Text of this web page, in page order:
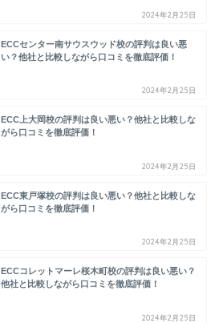
2024年2月25日
ECCセンター南サウスウッド校の評判は良い悪
い？他社と比較しながら口コミを徹底評価！
2024年2月25日
ECC上大岡校の評判は良い悪い？他社と比較しな
がら口コミを徹底評価！
2024年2月25日
ECC東戸塚校の評判は良い悪い？他社と比較しな
がら口コミを徹底評価！
2024年2月25日
ECCコレットマーレ桜木町校の評判は良い悪い？
他社と比較しながら口コミを徹底評価！
2024年2月25日